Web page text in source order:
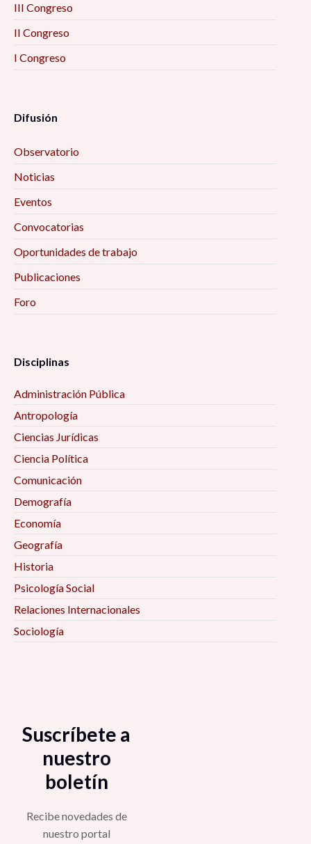
III Congreso
II Congreso
I Congreso
Difusión
Observatorio
Noticias
Eventos
Convocatorias
Oportunidades de trabajo
Publicaciones
Foro
Disciplinas
Administración Pública
Antropología
Ciencias Jurídicas
Ciencia Política
Comunicación
Demografía
Economía
Geografía
Historia
Psicología Social
Relaciones Internacionales
Sociología
Suscríbete a
nuestro
boletín
Recibe novedades de
nuestro portal